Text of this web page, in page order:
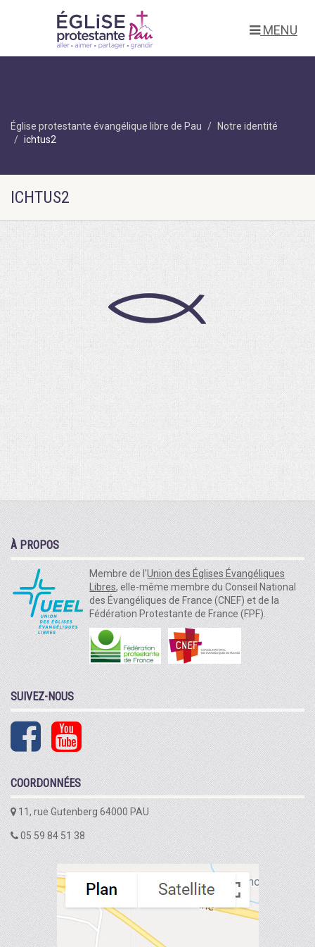
MENU
Église protestante évangélique libre de Pau
Notre identité
ichtus2
ICHTUS2
À PROPOS
Membre de l'Union des Églises Évangéliques
Libres, elle-même membre du Conseil National
des Évangéliques de France (CNEF) et de la
Fédération Protestante de France (FPF).
SUIVEZ-NOUS
COORDONNÉES
11, rue Gutenberg 64000 PAU
05 59 84 51 38